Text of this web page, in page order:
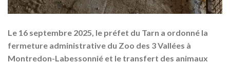
Le 16 septembre 2025, le préfet du Tarn a ordonné la
fermeture administrative du Zoo des 3 Vallées à
Montredon-Labessonnié et le transfert des animaux